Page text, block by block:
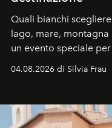
Quali bianchi
lago, mare,
un evento speciale
04.08.2026 di Silvia Frau